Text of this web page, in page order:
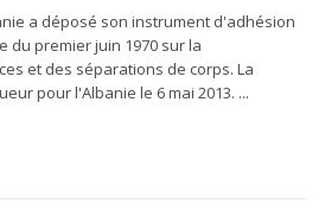
a déposé son instrument d'adhésion
du premier juin 1970 sur la
et des séparations de corps. La
pour l'Albanie le 6 mai 2013. ...